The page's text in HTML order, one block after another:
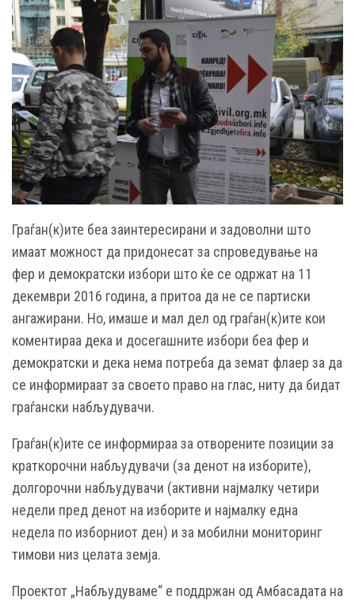
Граѓан(к)ите беа заинтересирани и задоволни што
имаат можност да придонесат за спроведување на
фер и демократски избори што ќе се одржат на 11
декември 2016 година, а притоа да не се партиски
ангажирани. Но, имаше и мал дел од граѓан(к)ите кои
коментираа дека и досегашните избори беа фер и
демократски и дека нема потреба да земат флаер за да
се информираат за своето право на глас, ниту да бидат
граѓански набљудувачи.
Граѓан(к)ите се информираа за отворените позиции за
краткорочни набљудувачи (за денот на изборите),
долгорочни набљудувачи (активни најмалку четири
недели пред денот на изборите и најмалку една
недела по изборниот ден) и за мобилни мониторинг
тимови низ целата земја.
Проектот „Набљудуваме“ е поддржан од Амбасадата на